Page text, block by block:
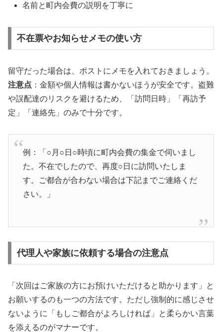
名前と町内会費の説明を丁寧に
不在票やお知らせメモの使い方
留守だった場合は、ポストにメモを入れておきましょう。
注意点 ：金額や個人情報は書かないほうが安全です。盗難
や誤配達のリスクを避けるため、「訪問日時」「再訪予
定」「連絡先」のみで十分です。
例：「○月○日○時頃に町内会費の集金で伺いまし
た。不在でしたので、再度○日に訪問いたしま
す。ご都合が合わない場合は下記までご連絡くだ
さい。」
代理人や家族に依頼する場合の注意点
「次回はご家族の方にお預けいただけると助かります」と
お願いするのも一つの方法です。ただし強制的に感じさせ
ないように「もしご都合がよろしければ」と柔らかい言葉
を添えるのがマナーです。